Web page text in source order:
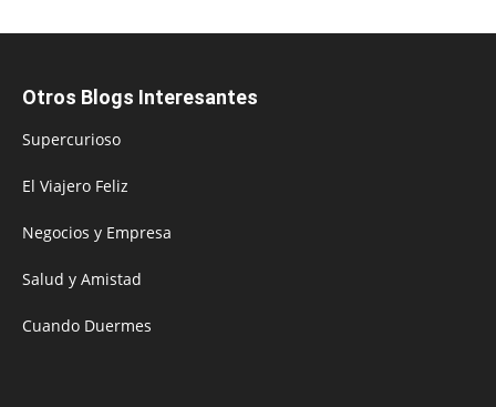
Otros Blogs Interesantes
Supercurioso
El Viajero Feliz
Negocios y Empresa
Salud y Amistad
Cuando Duermes